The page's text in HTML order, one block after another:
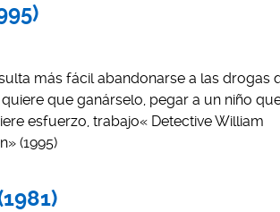
más fácil abandonarse a las drogas
que ganárselo, pegar a un niño
esfuerzo, trabajo« Detective William
(1995)